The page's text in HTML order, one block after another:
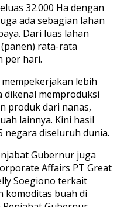
32.000 Ha dengan
ada sebagian lahan
Dari luas lahan
rata-rata
per hari.
lebih
dikenal memproduksi
produk dari nanas,
lainnya. Kini hasil
negara diseluruh dunia.
Gubernur juga
Affairs PT Great
Soegiono terkait
komoditas buah di